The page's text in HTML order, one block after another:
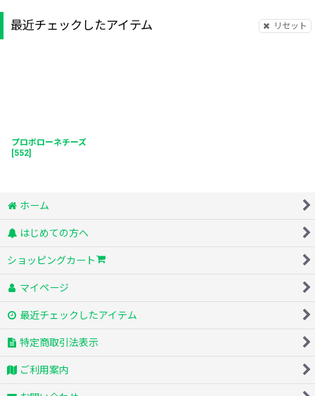
最近チェックしたアイテム リセット
プロボローネチーズ
[552]
ホーム
はじめての方へ
ショッピングカート
マイページ
最近チェックしたアイテム
特定商取引法表示
ご利用案内